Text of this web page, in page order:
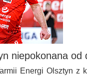
niepokonana od
Energi Olsztyn z